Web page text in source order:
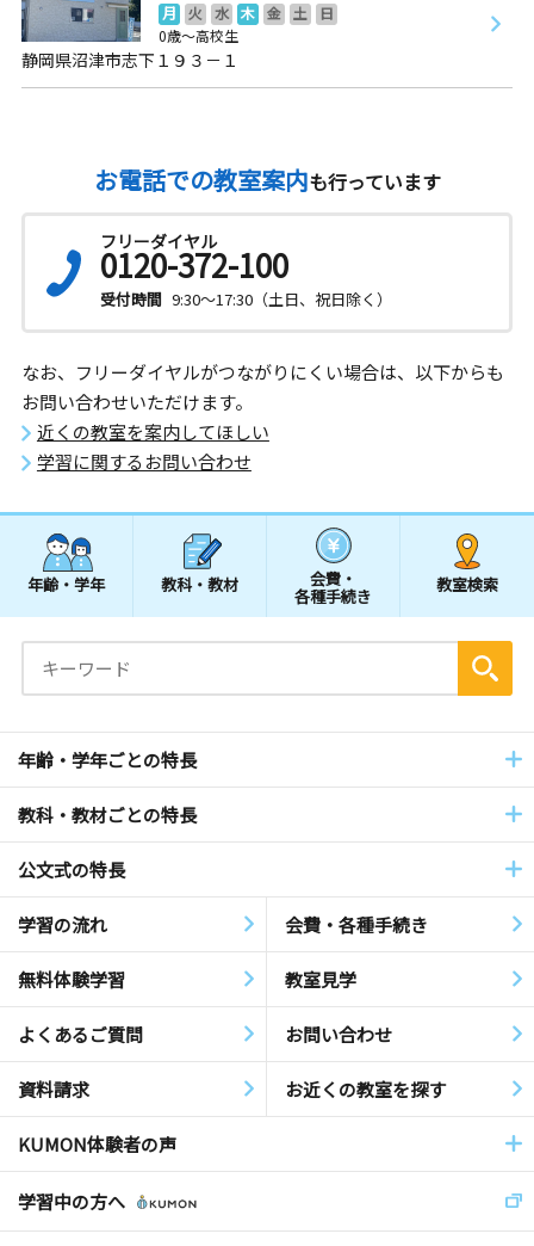
月 火 水 木 金 土
日
0歳～高校生
静岡県沼津市志下１９３－１
お電話での教室案内も行っています
フリーダイヤル
0120-372-100
受付時間 9:30～17:30（土日、祝日除く）
なお、フリーダイヤルがつながりにくい場合は、以下からも
お問い合わせいただけます。
近くの教室を案内してほしい
学習に関するお問い合わせ
年齢・学年 教科・教材 会費・
各種手続き
教室検索
年齢・学年ごとの特長
教科・教材ごとの特長
公文式の特長
学習の流れ 会費・各種手続き
無料体験学習 教室見学
よくあるご質問 お問い合わせ
資料請求 お近くの教室を探す
KUMON体験者の声
学習中の方へ